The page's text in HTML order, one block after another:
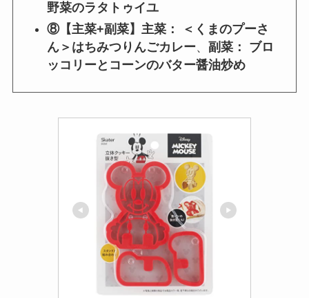
野菜のラタトゥイユ
⑧【主菜+副菜】 主菜： ＜くまのプーさ
ん＞はちみつりんごカレー、副菜： ブロ
ッコリーとコーンのバター醤油炒め